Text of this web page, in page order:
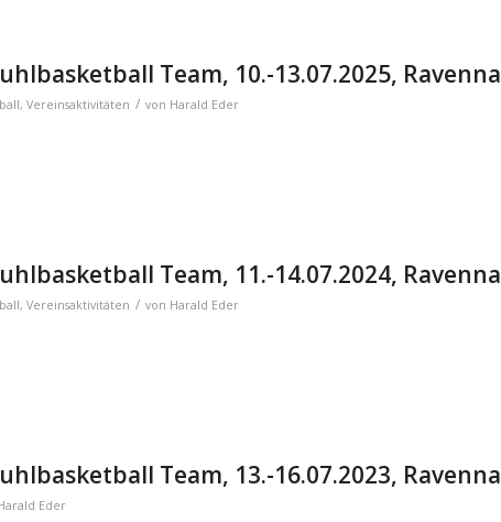
Team, 10.-13.07.2025, Ravenna
, Vereinsaktivitäten / von Harald Eder
Team, 11.-14.07.2024, Ravenna
, Vereinsaktivitäten / von Harald Eder
Team, 13.-16.07.2023, Ravenna
Eder